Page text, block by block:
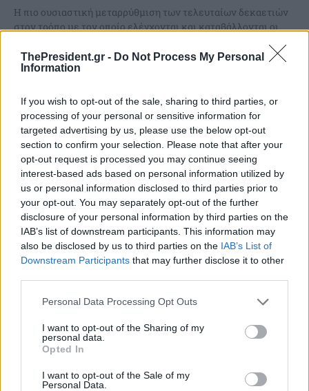
ThePresident.gr - Do Not Process My Personal
Information
If you wish to opt-out of the sale, sharing to third parties, or
processing of your personal or sensitive information for
targeted advertising by us, please use the below opt-out
section to confirm your selection. Please note that after your
opt-out request is processed you may continue seeing
interest-based ads based on personal information utilized by
us or personal information disclosed to third parties prior to
your opt-out. You may separately opt-out of the further
disclosure of your personal information by third parties on the
IAB’s list of downstream participants. This information may
also be disclosed by us to third parties on the IAB’s List of
Downstream Participants that may further disclose it to other
Personal Data Processing Opt Outs
I want to opt-out of the Sharing of my
personal data.
Opted In
I want to opt-out of the Sale of my
Personal Data.
Η πιο ουσιαστική μεταρρύθμιση των τελευταίων δεκαετιών
στον τρόπο με τον οποίο ελέγχονται και καταβάλλονται οι
ισχυρό...
Πρόσω ολοταχώς για μεταρρυθμίσεις: Οι
φοροελαφρύνσεις, οι συλλογικές συμβάσεις
και οι αλλαγές στο κτηματολόγιο
Το μήνυμα ότι ανεβάζει στροφές στην υλοποίηση των
μεταρρυθμίσεων, παράλληλα με την εφαρμογή της
πολιτικής ενίσχυσης των ευάλωτων στέλνει η κυβέρνηση